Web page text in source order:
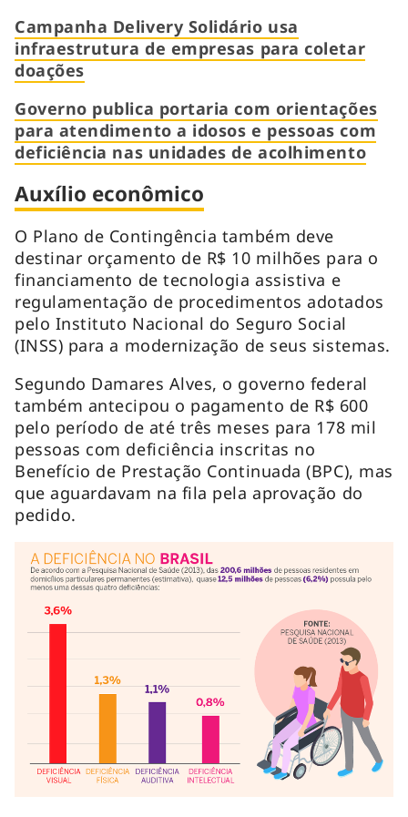
Campanha Delivery Solidário usa
infraestrutura de empresas para coletar
doações
Governo publica portaria com orientações
para atendimento a idosos e pessoas com
deficiência nas unidades de acolhimento
Auxílio econômico
O Plano de Contingência também deve
destinar orçamento de R$ 10 milhões para o
financiamento de tecnologia assistiva e
regulamentação de procedimentos adotados
pelo Instituto Nacional do Seguro Social
(INSS) para a modernização de seus sistemas.
Segundo Damares Alves, o governo federal
também antecipou o pagamento de R$ 600
pelo período de até três meses para 178 mil
pessoas com deficiência inscritas no
Benefício de Prestação Continuada (BPC), mas
que aguardavam na fila pela aprovação do
pedido.